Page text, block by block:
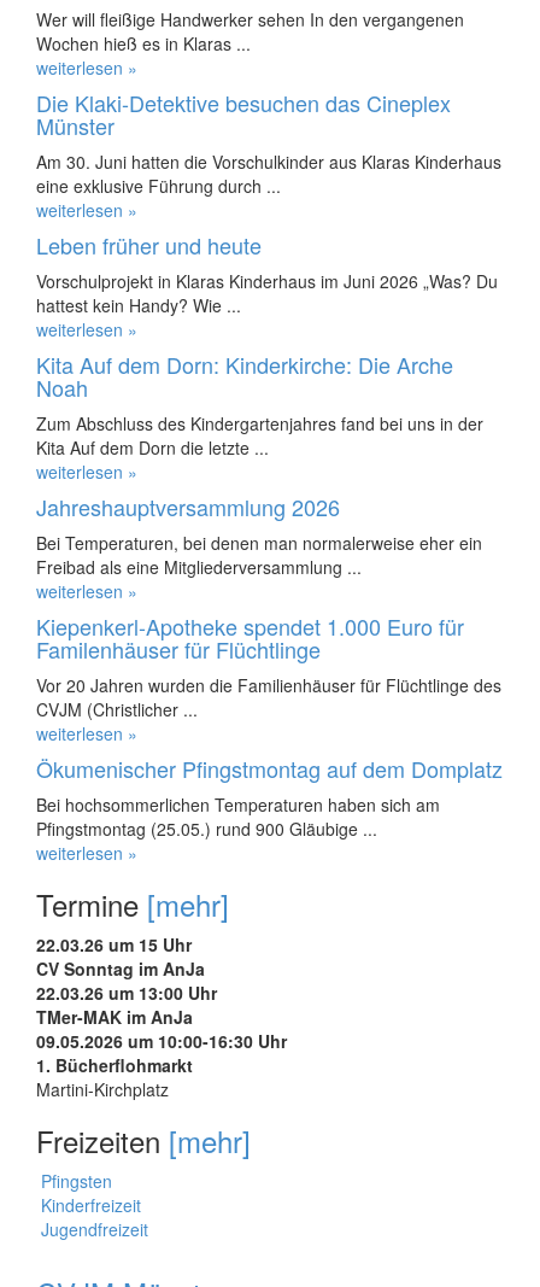
Wer will fleißige Handwerker sehen In den vergangenen
Wochen hieß es in Klaras ...
weiterlesen »
Die Klaki-Detektive besuchen das Cineplex
Münster
Am 30. Juni hatten die Vorschulkinder aus Klaras Kinderhaus
eine exklusive Führung durch ...
weiterlesen »
Leben früher und heute
Vorschulprojekt in Klaras Kinderhaus im Juni 2026 „Was? Du
hattest kein Handy? Wie ...
weiterlesen »
Kita Auf dem Dorn: Kinderkirche: Die Arche
Noah
Zum Abschluss des Kindergartenjahres fand bei uns in der
Kita Auf dem Dorn die letzte ...
weiterlesen »
Jahreshauptversammlung 2026
Bei Temperaturen, bei denen man normalerweise eher ein
Freibad als eine Mitgliederversammlung ...
weiterlesen »
Kiepenkerl-Apotheke spendet 1.000 Euro für
Familenhäuser für Flüchtlinge
Vor 20 Jahren wurden die Familienhäuser für Flüchtlinge des
CVJM (Christlicher ...
weiterlesen »
Ökumenischer Pfingstmontag auf dem Domplatz
Bei hochsommerlichen Temperaturen haben sich am
Pfingstmontag (25.05.) rund 900 Gläubige ...
weiterlesen »
Termine [mehr]
22.03.26 um 15 Uhr
CV Sonntag im AnJa
22.03.26 um 13:00 Uhr
TMer-MAK im AnJa
09.05.2026 um 10:00-16:30 Uhr
1. Bücherflohmarkt
Martini-Kirchplatz
Freizeiten [mehr]
Pfingsten
Kinderfreizeit
Jugendfreizeit